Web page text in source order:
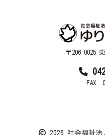
〒206-0025
FAX
2026 社会福祉法